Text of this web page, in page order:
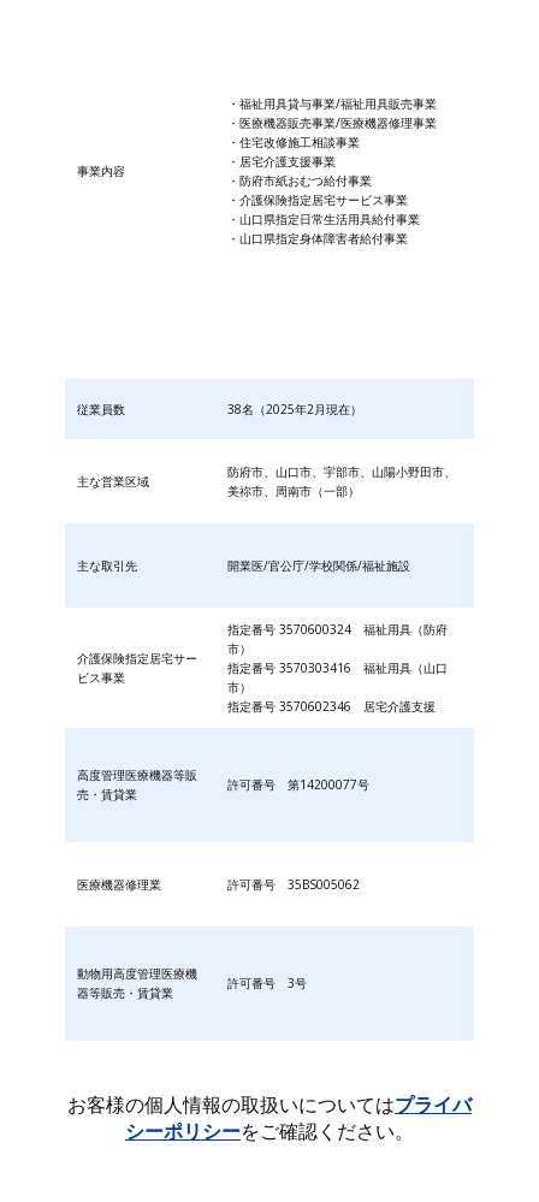
事業内容
・福祉用具貸与事業/福祉用具販売事業
・医療機器販売事業/医療機器修理事業
・住宅改修施工相談事業
・居宅介護支援事業
・防府市紙おむつ給付事業
・​介護保険指定居宅サービス事業
・山口県指定日常生活用具給付事業
・山口県指定身体障害者給付事業
従業員数 38名（2025年2月現在）
主な営業区域
防府市、山口市、宇部市、山陽小野田市、
美祢市、周南市（一部）
主な取引先 開業医/官公庁/学校関係/福祉施設
介護保険指定居宅サー
ビス事業
指定番号 3570600324 福祉用具（防府
市）
指定番号 3570303416 福祉用具（山口
市）
指定番号 3570602346 居宅介護支援
高度管理医療機器等販
売・賃貸業
許可番号 第14200077号
医療機器修理業 許可番号 35BS005062
動物用高度管理医療機
器等販売・賃貸業
許可番号 3号
お客様の個人情報の取扱いについてはプライバ
シーポリシーをご確認ください。